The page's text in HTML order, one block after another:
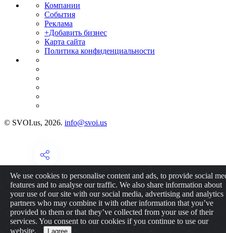
Компании
События
Реклама
+Добавить бизнес
Карта сайта
Политика конфиденциальности
© SVOI.us, 2026. info@svoi.us
We use cookies to personalise content and ads, to provide social
features and to analyse our traffic. We also share information about
your use of our site with our social media, advertising and analytics
partners who may combine it with other information that you’ve
provided to them or that they’ve collected from your use of their
services. You consent to our cookies if you continue to use our
website.
I agree